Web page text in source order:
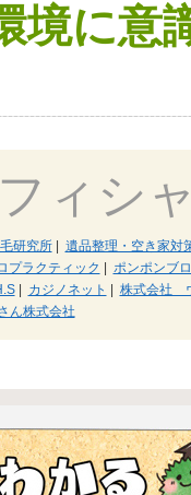
境に意
ィシ
研究所|
遺品整理・空き家対
プラクティック
ポンポンブ
| カジノネット
株式会社
ん株式会社